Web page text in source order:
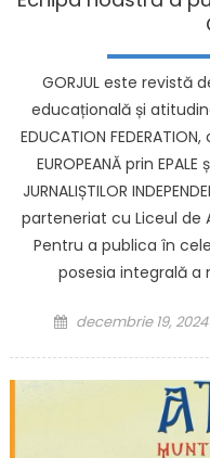
GORJUL este revistă
educațională și
EDUCATION
EUROPEANĂ prin
JURNALIȘTILOR
parteneriat cu Liceul de
Pentru a publica în
posesia integrală
Posted on
decembrie 19, 2024